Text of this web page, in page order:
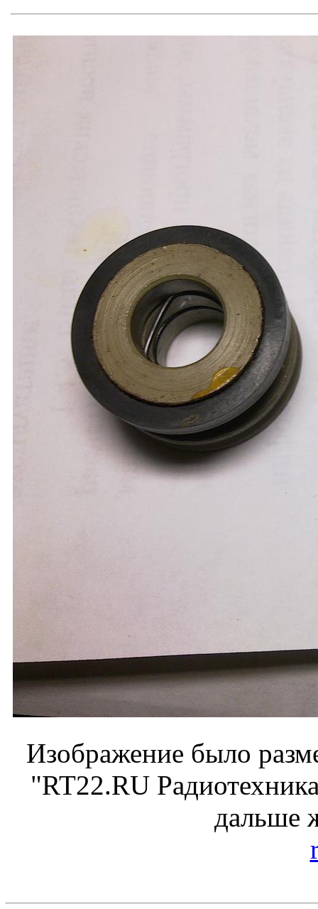
Изображение было
"RT22.RU
дальше